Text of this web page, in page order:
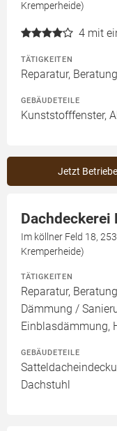
Kremperheide)
4 mit
TÄTIGKEITEN
Reparatur,
GEBÄUDETEILE
Kunststofffenster,
Jetzt
Dachdeckerei
Im köllner Feld 18,
Kremperheide)
TÄTIGKEITEN
Reparatur,
Dämmung /
Einblasdämmung,
GEBÄUDETEILE
Dachstuhl